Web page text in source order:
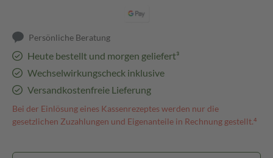
Persönliche Beratung
Heute bestellt und morgen geliefert³
Wechselwirkungscheck inklusive
Versandkostenfreie Lieferung
Bei der Einlösung eines Kassenrezeptes werden nur die
gesetzlichen Zuzahlungen und Eigenanteile in Rechnung gestellt.⁴